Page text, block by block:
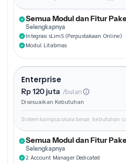
Semua Modul dan Fitur
Selengkapnya
Integrasi sLimS (Perpustakaan Online)
Modul Litabmas
Enterprise
Rp 120 juta/bulan
Disesuaikan Kebutuhan
Sistem kampus skala besar, kebutuhan
Semua Modul dan Fitur
Selengkapnya
2 Account Manager Dedicated